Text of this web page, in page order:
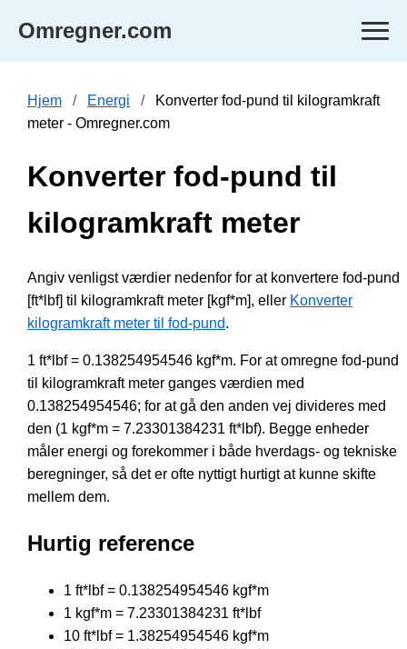
Omregner.com
Hjem Energi
Konverter fod-pund til kilogramkraft
meter - Omregner.com
Konverter fod-pund til
kilogramkraft meter
Angiv venligst værdier nedenfor for at konvertere fod-pund
[ft*lbf] til kilogramkraft meter [kgf*m], eller Konverter
kilogramkraft meter til fod-pund.
1 ft*lbf = 0.138254954546 kgf*m. For at omregne fod-pund
til kilogramkraft meter ganges værdien med
0.138254954546; for at gå den anden vej divideres med
den (1 kgf*m = 7.23301384231 ft*lbf). Begge enheder
måler energi og forekommer i både hverdags- og tekniske
beregninger, så det er ofte nyttigt hurtigt at kunne skifte
mellem dem.
Hurtig reference
1 ft*lbf = 0.138254954546 kgf*m
1 kgf*m = 7.23301384231 ft*lbf
10 ft*lbf = 1.38254954546 kgf*m